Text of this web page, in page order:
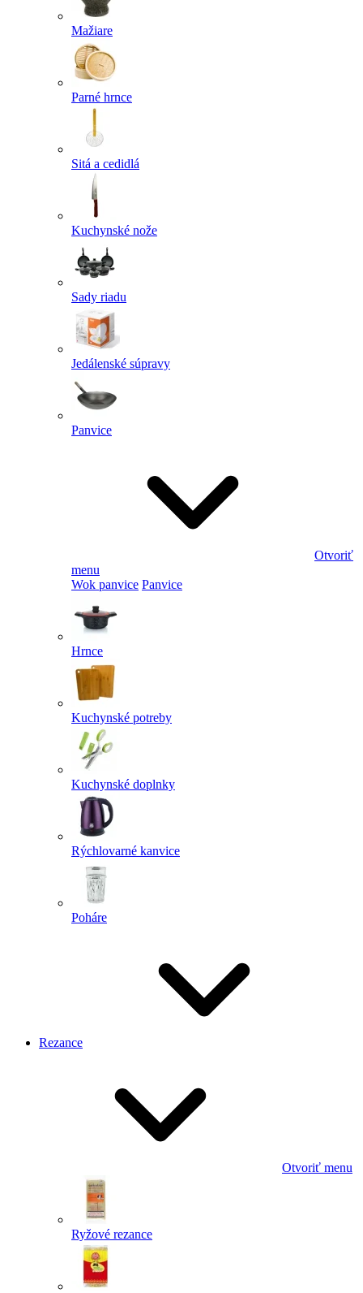
Mažiare
Parné hrnce
Sitá a cedidlá
Kuchynské nože
Sady riadu
Jedálenské súpravy
Panvice
Otvoriť
menu
Wok panvice Panvice
Hrnce
Kuchynské potreby
Kuchynské doplnky
Rýchlovarné kanvice
Poháre
Rezance
Otvoriť menu
Ryžové rezance